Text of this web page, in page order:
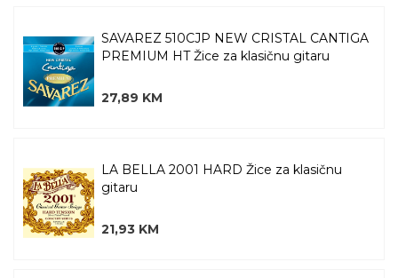
SAVAREZ 510CJP NEW CRISTAL CANTIGA
PREMIUM HT Žice za klasičnu gitaru
27,89 KM
LA BELLA 2001 HARD Žice za klasičnu
gitaru
21,93 KM